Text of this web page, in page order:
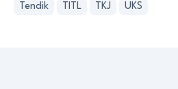
Tendik TITL TKJ UKS